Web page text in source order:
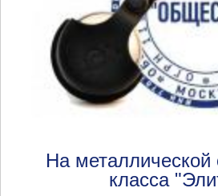
На металлической
класса